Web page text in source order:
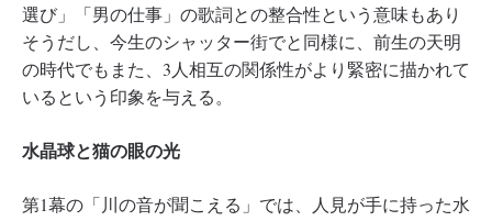
選び」「男の仕事」の歌詞との整合性という意味もあり
そうだし、今生のシャッター街でと同様に、前生の天明
の時代でもまた、3人相互の関係性がより緊密に描かれて
いるという印象を与える。
水晶球と猫の眼の光
第1幕の「川の音が聞こえる」では、人見が手に持った水